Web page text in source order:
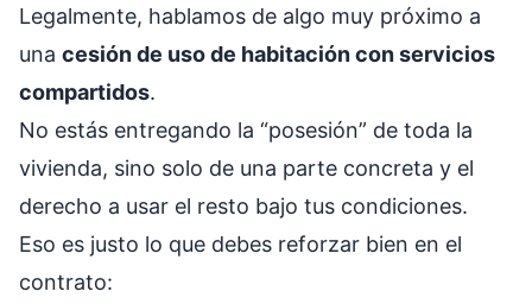
Legalmente, hablamos de algo muy próximo a
una cesión de uso de habitación con servicios
compartidos.
No estás entregando la “posesión” de toda la
vivienda, sino solo de una parte concreta y el
derecho a usar el resto bajo tus condiciones.
Eso es justo lo que debes reforzar bien en el
contrato: